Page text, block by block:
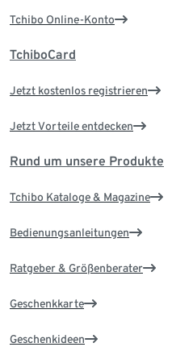
Tchibo Online-Konto
TchiboCard
Jetzt kostenlos registrieren
Jetzt Vorteile entdecken
Rund um unsere Produkte
Tchibo Kataloge & Magazine
Bedienungsanleitungen
Ratgeber & Größenberater
Geschenkkarte
Geschenkideen